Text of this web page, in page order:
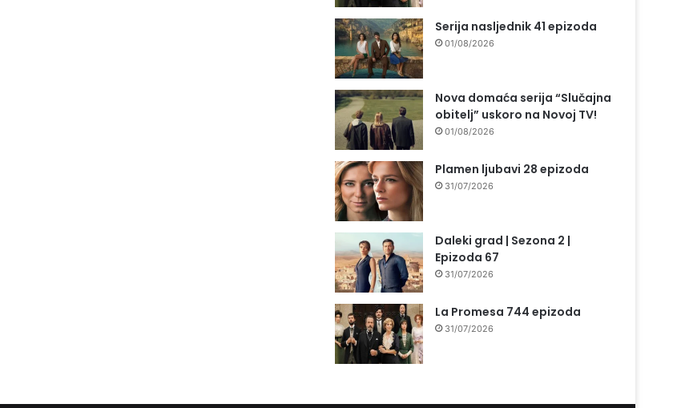
Serija nasljednik 41 epizoda
01/08/2026
Nova domaća serija “Slučajna
obitelj” uskoro na Novoj TV!
01/08/2026
Plamen ljubavi 28 epizoda
31/07/2026
Daleki grad | Sezona 2 |
Epizoda 67
31/07/2026
La Promesa 744 epizoda
31/07/2026